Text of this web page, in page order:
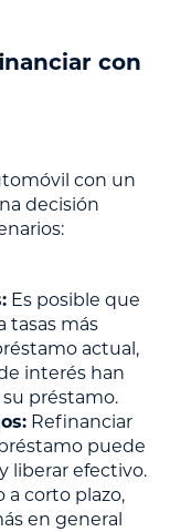
con
con un
decisión
Es posible que
tasas más
actual,
interés han
préstamo.
Refinanciar
puede
liberar efectivo.
a corto plazo,
en general